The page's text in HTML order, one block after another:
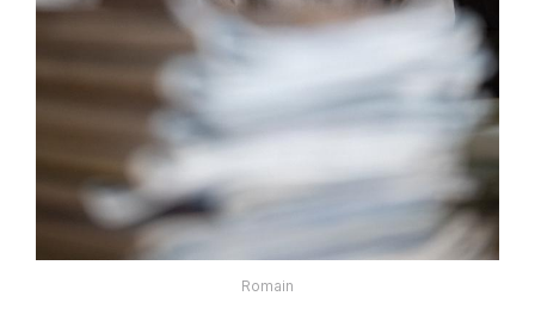
Romain